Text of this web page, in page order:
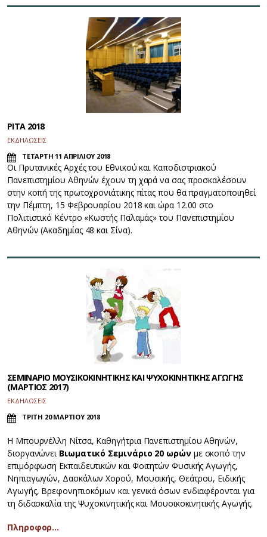
PITA 2018
ΕΚΔΗΛΩΣΕΙΣ
ΤΕΤΑΡΤΗ 11 ΑΠΡΙΛΙΟΥ 2018
Οι Πρυτανικές Αρχές του Εθνικού και Καποδιστριακού
Πανεπιστημίου Αθηνών έχουν τη χαρά να σας προσκαλέσουν
στην κοπή της πρωτοχρονιάτικης πίτας που θα πραγματοποιηθεί
την Πέμπτη, 15 Φεβρουαρίου 2018 και ώρα 12.00 στο
Πολιτιστικό Κέντρο «Κωστής Παλαμάς» του Πανεπιστημίου
Αθηνών (Ακαδημίας 48 και Σίνα).
ΣΕΜΙΝΑΡΙΟ ΜΟΥΣΙΚΟΚΙΝΗΤΙΚΗΣ ΚΑΙ ΨΥΧΟΚΙΝΗΤΙΚΗΣ ΑΓΩΓΗΣ
(ΜΑΡΤΙΟΣ 2017)
ΕΚΔΗΛΩΣΕΙΣ
ΤΡΙΤΗ 20 ΜΑΡΤΙΟΥ 2018
Η Μπουρνέλλη Νίτσα, Καθηγήτρια Πανεπιστημίου Αθηνών,
διοργανώνειΒιωματικό Σεμινάριο 20 ωρών με σκοπό την
επιμόρφωση Εκπαιδευτικών και Φοιτητών Φυσικής Αγωγής,
Νηπιαγωγών, Δασκάλων Χορού, Μουσικής, Θεάτρου, Ειδικής
Αγωγής, Βρεφονηπιοκόμων και γενικά όσων ενδιαφέρονται για
τη διδασκαλία της Ψυχοκινητικής και Μουσικοκινητικής Αγωγής.
Πληροφορ…